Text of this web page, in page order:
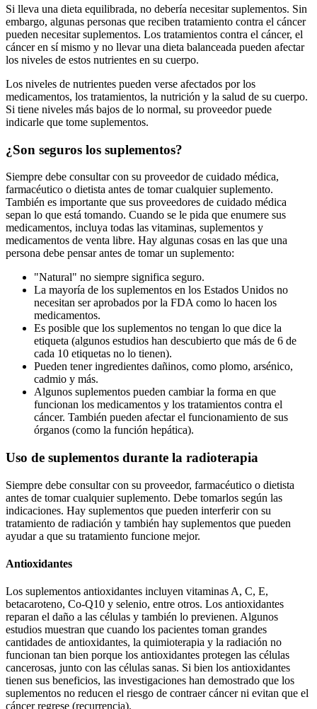
Si lleva una dieta equilibrada, no debería necesitar suplementos. Sin
embargo, algunas personas que reciben tratamiento contra el cáncer
pueden necesitar suplementos. Los tratamientos contra el cáncer, el
cáncer en sí mismo y no llevar una dieta balanceada pueden afectar
los niveles de estos nutrientes en su cuerpo.
Los niveles de nutrientes pueden verse afectados por los
medicamentos, los tratamientos, la nutrición y la salud de su cuerpo.
Si tiene niveles más bajos de lo normal, su proveedor puede
indicarle que tome suplementos.
¿Son seguros los suplementos?
Siempre debe consultar con su proveedor de cuidado médica,
farmacéutico o dietista antes de tomar cualquier suplemento.
También es importante que sus proveedores de cuidado médica
sepan lo que está tomando. Cuando se le pida que enumere sus
medicamentos, incluya todas las vitaminas, suplementos y
medicamentos de venta libre. Hay algunas cosas en las que una
persona debe pensar antes de tomar un suplemento:
"Natural" no siempre significa seguro.
La mayoría de los suplementos en los Estados Unidos no
necesitan ser aprobados por la FDA como lo hacen los
medicamentos.
Es posible que los suplementos no tengan lo que dice la
etiqueta (algunos estudios han descubierto que más de 6 de
cada 10 etiquetas no lo tienen).
Pueden tener ingredientes dañinos, como plomo, arsénico,
cadmio y más.
Algunos suplementos pueden cambiar la forma en que
funcionan los medicamentos y los tratamientos contra el
cáncer. También pueden afectar el funcionamiento de sus
órganos (como la función hepática).
Uso de suplementos durante la radioterapia
Siempre debe consultar con su proveedor, farmacéutico o dietista
antes de tomar cualquier suplemento. Debe tomarlos según las
indicaciones. Hay suplementos que pueden interferir con su
tratamiento de radiación y también hay suplementos que pueden
ayudar a que su tratamiento funcione mejor.
Antioxidantes
Los suplementos antioxidantes incluyen vitaminas A, C, E,
betacaroteno, Co-Q10 y selenio, entre otros. Los antioxidantes
reparan el daño a las células y también lo previenen. Algunos
estudios muestran que cuando los pacientes toman grandes
cantidades de antioxidantes, la quimioterapia y la radiación no
funcionan tan bien porque los antioxidantes protegen las células
cancerosas, junto con las células sanas. Si bien los antioxidantes
tienen sus beneficios, las investigaciones han demostrado que los
suplementos no reducen el riesgo de contraer cáncer ni evitan que el
cáncer regrese (recurrencia).